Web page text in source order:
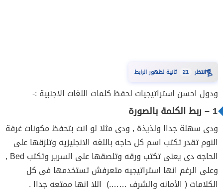
⏳انتظر 20 ثانية لظهور الرابط
ودول احسن استراتيجيات لحفظ كلمات اللغات الاجنبية :-
1 – ربط الكلمة بالصورة
ودى سهلة جداا ولذيذة , ودى مثلا لو انت بتحفظ مكونات غرفة
النوم تقدر تكتب اسم كل حاجه باللغه الانجليزيه وتلزقها على
الحاجه دى يعنى تكتب ورقه وتلصقها على السرير وتكتب Bed ,
وعلى الرغم انها استراتيجيه متعرفش تستخدمها فى كل
الكلامات ( الأمانه والشرف …….) اللا انها ممتعه جداا .